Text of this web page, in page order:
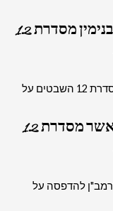
2753 – תמונה של של שבט בנימין מסדרת 12
2749 – תמונה של של שבט אשר מסדרת 12